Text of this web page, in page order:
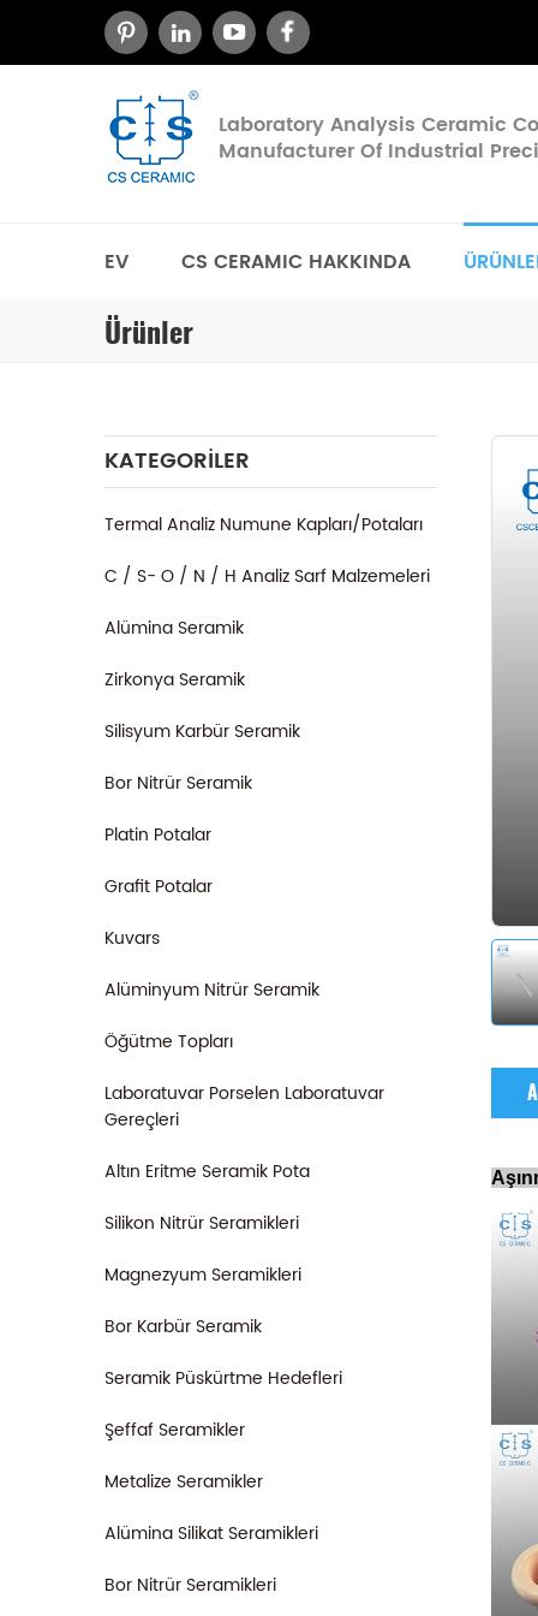
Laboratory Analysis Ceramic
Manufacturer Of Industrial
EV CS CERAMIC HAKKINDA
Ürünler
KATEGORILER
Termal Analiz Numune Kapları/Potaları
C / S- O / N / H Analiz Sarf Malzemeleri
Alümina Seramik
Zirkonya Seramik
Silisyum Karbür Seramik
Bor Nitrür Seramik
Platin Potalar
Grafit Potalar
Kuvars
Alüminyum Nitrür Seramik
Öğütme Topları
Laboratuvar Porselen Laboratuvar
Gereçleri
Altın Eritme Seramik Pota
Silikon Nitrür Seramikleri
Magnezyum Seramikleri
Bor Karbür Seramik
Seramik Püskürtme Hedefleri
Şeffaf Seramikler
Metalize Seramikler
Alümina Silikat Seramikleri
Bor Nitrür Seramikleri